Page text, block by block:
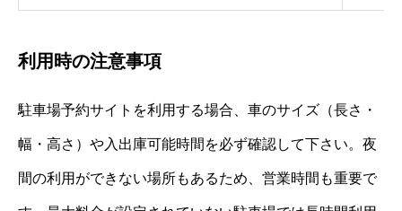
利用時の注意事項
駐車場予約サイトを利用する場合、車のサイズ（長さ・
幅・高さ）や入出庫可能時間を必ず確認して下さい。夜
間の利用ができない場所もあるため、営業時間も重要で